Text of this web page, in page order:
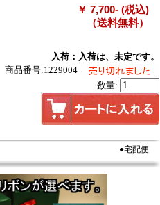
￥ 7,700- (税込)
（送料無料）
入荷：入荷は、未定です。
商品番号:1229004
数量:
●宅配便